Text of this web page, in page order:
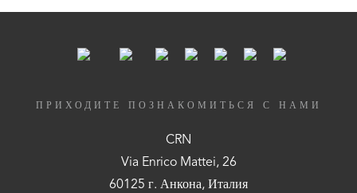
ПРИХОДИТЕ ПОЗНАКОМИТЬСЯ С НАМИ
CRN
Via Enrico Mattei, 26
60125 г. Анкона, Италия